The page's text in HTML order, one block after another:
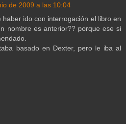
de 2009 a las 10:04
haber ido con interrogación el libro en
nombre es anterior?? porque ese si
basado en Dexter, pero le iba al